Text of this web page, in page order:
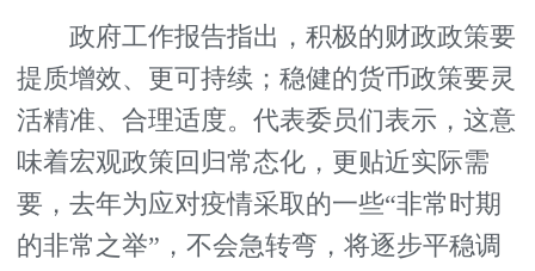
政府工作报告指出，积极的财政政策要
提质增效、更可持续；稳健的货币政策要灵
活精准、合理适度。代表委员们表示，这意
味着宏观政策回归常态化，更贴近实际需
要，去年为应对疫情采取的一些“非常时期
的非常之举”，不会急转弯，将逐步平稳调